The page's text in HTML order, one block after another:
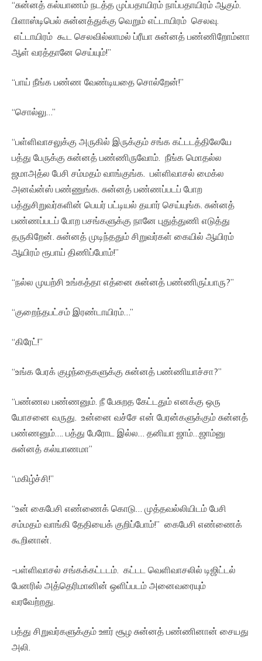
“சுன்னத் கல்யாணம் நடத்த முப்பதாயிரம் நாப்பதாயிரம் ஆகும்.
பிளாஸ்டிபெல் சுன்னத்துக்கு வெறும் எட்டாயிரம் செலவு.
எட்டாயிரம் கூட செலவில்லாமல் ப்ரீயா சுன்னத் பண்ணிறோம்னா
ஆள் வரத்தானே செய்யும்!”
“பாய் நீங்க பண்ண வேண்டியதை சொல்றேன்!”
“சொல்லு…”
“பள்ளிவாசலுக்கு அருகில் இருக்கும் சங்க கட்டடத்திலேயே
பத்து பேருக்கு சுன்னத் பண்ணிருவோம். நீங்க மொதல்ல
ஜமாஅத்ல பேசி சம்மதம் வாங்குங்க. பள்ளிவாசல் மைக்ல
அனவ்ன்ஸ் பண்ணுங்க. சுன்னத் பண்ணப்படப் போற
பத்துசிறுவர்களின் பெயர் பட்டியல் தயார் செய்யுங்க. சுன்னத்
பண்ணப்படப் போற பசங்களுக்கு நானே புதுத்துணி எடுத்து
தருகிறேன். சுன்னத் முடிந்ததும் சிறுவர்கள் கையில் ஆயிரம்
ஆயிரம் ரூபாய் திணிப்போம்!”
“நல்ல முயற்சி உங்கத்தா எத்னை சுன்னத் பண்ணிருப்பாரு?”
“குறைந்தபட்சம் இரண்டாயிரம்…”
“கிரேட்!”
“உங்க பேரக் குழந்தைகளுக்கு சுன்னத் பண்ணியாச்சா?”
“பண்ணல பண்ணனும். நீ பேசுறத கேட்டதும் எனக்கு ஒரு
யோசனை வருது. உன்னை வச்சே என் பேரன்களுக்கும் சுன்னத்
பண்ணனும்…. பத்து பேரோட இல்ல… தனியா ஜாம்…ஜாம்னு
சுன்னத் கல்யாணமா”
“மகிழ்ச்சி!”
“உன் கைபேசி எண்ணைக் கொடு… முத்தவல்லியிடம் பேசி
சம்மதம் வாங்கி தேதியைக் குறிப்போம்!” கைபேசி எண்ணைக்
கூறினான்.
-பள்ளிவாசல் சங்கக்கட்டடம். கட்டட வெளிவாசலில் டிஜிட்டல்
பேனரில் அத்தெரிமானின் ஒளிப்படம் அனைவரையும்
வரவேற்றது.
பத்து சிறுவர்களுக்கும் ஊர் சூழ சுன்னத் பண்ணினான் சையது
அலி.